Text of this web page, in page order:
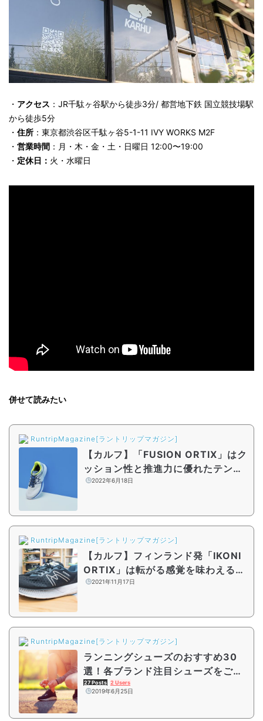
・ アクセス ：JR千駄ヶ谷駅から徒歩3分/ 都営地下鉄 国立競技場駅
から徒歩5分
・ 住所 ：東京都渋谷区千駄ヶ谷5-1-11 IVY WORKS M2F
・ 営業時間 ：月・木・金・土・日曜日 12:00〜19:00
・ 定休日： 火・水曜日
併せて読みたい
RuntripMagazine[ラントリップマガジン]
【カルフ】「FUSION ORTIX」はク
ッション性と推進力に優れたテンポ
アップシューズ
2022年6月18日
RuntripMagazine[ラントリップマガジン]
【カルフ】フィンランド発「IKONI
ORTIX」は転がる感覚を味わえる軽
量デイリートレーナー
2021年11月17日
RuntripMagazine[ラントリップマガジン]
ランニングシューズのおすすめ30
選！各ブランド注目シューズをご紹
介
27 Posts 2 Users
2019年6月25日